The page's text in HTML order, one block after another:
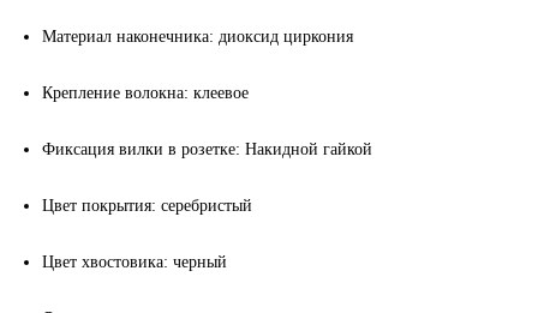
Материал наконечника: диоксид циркония
Крепление волокна: клеевое
Фиксация вилки в розетке: Накидной гайкой
Цвет покрытия: серебристый
Цвет хвостовика: черный